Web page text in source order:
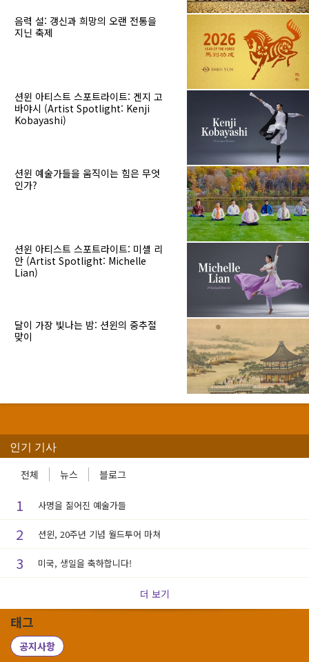
음력 설: 갱신과 희망의 오랜 전통을
지닌 축제
션윈 아티스트 스포트라이트: 겐지 고
바야시 (Artist Spotlight: Kenji
Kobayashi)
션윈 예술가들을 움직이는 힘은 무엇
인가?
션윈 아티스트 스포트라이트: 미셸 리
안 (Artist Spotlight: Michelle
Lian)
달이 가장 빛나는 밤: 션윈의 중추절
맞이
인기 기사
전체 뉴스 블로그
1 사명을 짊어진 예술가들
2 션윈, 20주년 기념 월드투어 마쳐
3 미국, 생일을 축하합니다!
더 보기
태그
공지사항